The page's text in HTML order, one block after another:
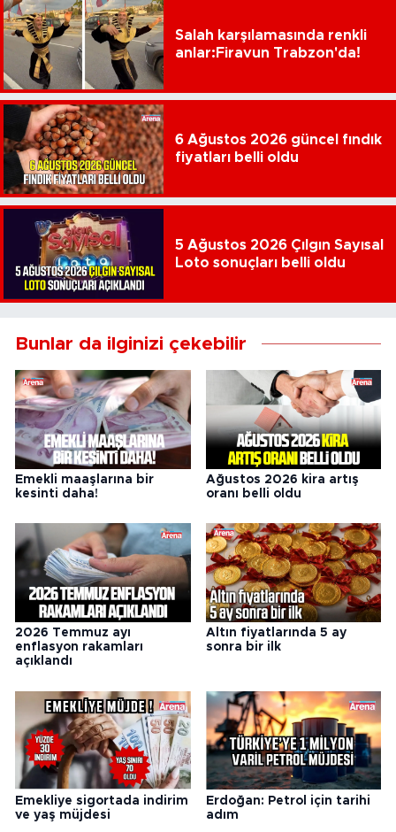
Salah karşılamasında renkli
anlar:Firavun Trabzon'da!
6 Ağustos 2026 güncel fındık
fiyatları belli oldu
5 Ağustos 2026 Çılgın Sayısal
Loto sonuçları belli oldu
Bunlar da ilginizi çekebilir
Emekli maaşlarına bir
kesinti daha!
Ağustos 2026 kira artış
oranı belli oldu
2026 Temmuz ayı
enflasyon rakamları
açıklandı
Altın fiyatlarında 5 ay
sonra bir ilk
Emekliye sigortada indirim
ve yaş müjdesi
Erdoğan: Petrol için tarihi
adım